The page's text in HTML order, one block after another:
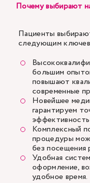
Почему выбирают
Пациенты
следующим
большим
повышают
современные
Новейшее
гарантируем
Комплексный
процедуры
без посещения
Удобная
оформление,
удобное время.